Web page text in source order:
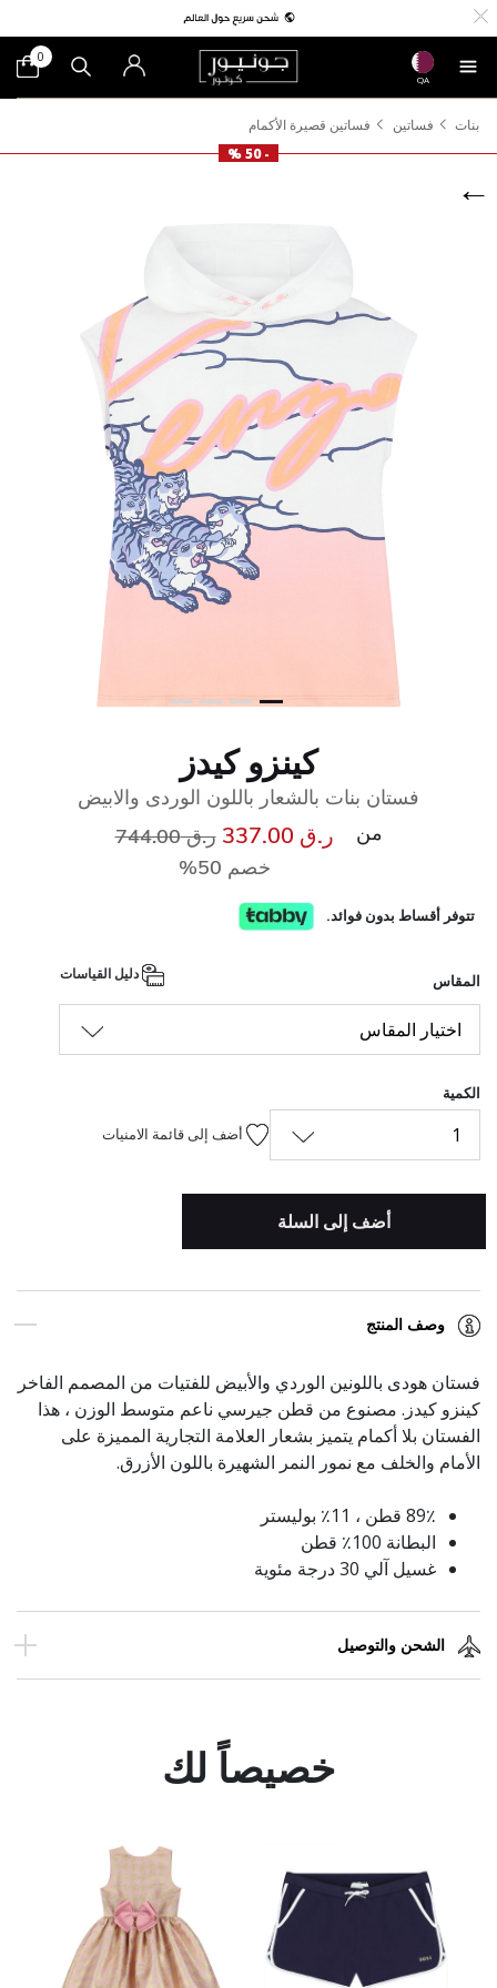
QA
0
بنات فساتين
فساتين قصيرة الأكمام
- 50 %
كينزو كيدز
فستان بنات بالشعار باللون الوردى والابيض
من
ر.ق 337.00 سعر مخفض من
ر.ق 744.00
إلى
خصم 50%
تتوفر أقساط بدون فوائد.
المقاس
اختيار المقاس
الكمية
1 أضف إلى قائمة الامنيات
أضف إلى السلة
وصف المنتج
فستان هودى باللونين الوردي والأبيض للفتيات من المصمم الفاخر
كينزو كيدز. مصنوع من قطن جيرسي ناعم متوسط الوزن ، هذا
الفستان بلا أكمام يتميز بشعار العلامة التجارية المميزة على
الأمام والخلف مع نمور النمر الشهيرة باللون الأزرق.
89٪ قطن ، 11٪ بوليستر
البطانة 100٪ قطن
غسيل آلي 30 درجة مئوية
الشحن والتوصيل
خصيصاً لك